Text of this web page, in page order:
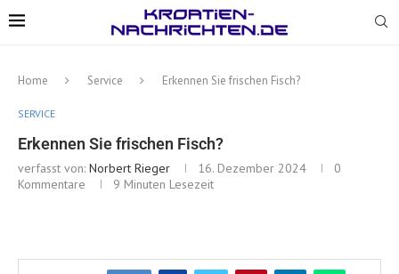
Home Service Erkennen Sie frischen Fisch?
SERVICE
Erkennen Sie frischen Fisch?
verfasst von: Norbert Rieger 16. Dezember 2024
0
Kommentare
9 Minuten Lesezeit